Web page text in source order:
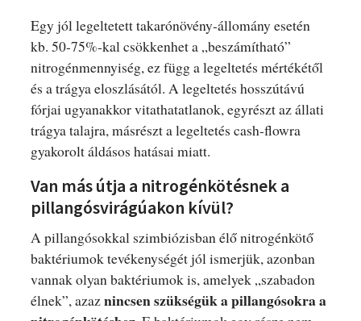
Egy jól legeltetett takarónövény-állomány esetén
kb. 50-75%-kal csökkenhet a „beszámítható”
nitrogénmennyiség, ez függ a legeltetés mértékétől
és a trágya eloszlásától. A legeltetés hosszútávú
fórjai ugyanakkor vitathatatlanok, egyrészt az állati
trágya talajra, másrészt a legeltetés cash-flowra
gyakorolt áldásos hatásai miatt.
Van más útja a nitrogénkötésnek a
pillangósvirágúakon kívül?
A pillangósokkal szimbiózisban élő nitrogénkötő
baktériumok tevékenységét jól ismerjük, azonban
vannak olyan baktériumok is, amelyek „szabadon
élnek”, azaznincsen szükségük a pillangósokra a